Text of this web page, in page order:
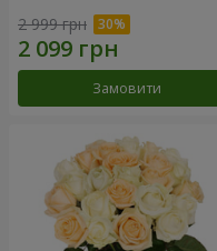
2 999 грн
Замовити